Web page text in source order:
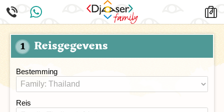
1 Reisgegevens
Bestemming
Reis